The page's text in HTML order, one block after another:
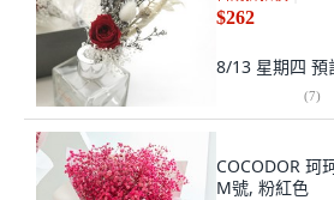
$262
8/13 星期四 預
(7)
COCODOR 珂
M號, 粉紅色